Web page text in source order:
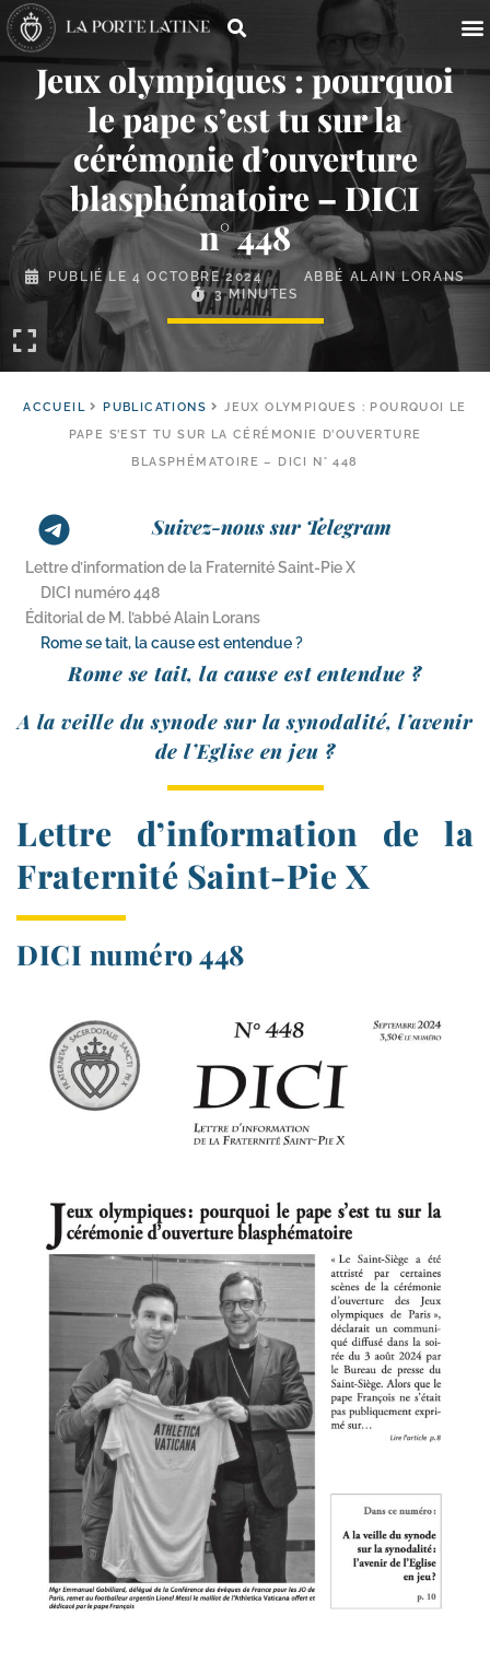
Jeux olympiques : pourquoi
le pape s’est tu sur la
cérémonie d’ouverture
blasphématoire – DICI
n° 448
PUBLIÉ LE4 OCTOBRE 2024
ABBÉ ALAIN LORANS
3 MINUTES
ACCUEIL PUBLICATIONS
JEUX OLYMPIQUES : POURQUOI LE
PAPE S’EST TU SUR LA CÉRÉMONIE D’OUVERTURE
BLASPHÉMATOIRE – DICI N° 448
Suivez-nous sur Telegram
Lettre d’information de la Fraternité Saint-​Pie X
DICI numéro 448
Éditorial de M. l’abbé Alain Lorans
Rome se tait, la cause est entendue ?
Rome se tait, la cause est entendue ?
A la veille du synode sur la syno­da­li­té, l’a­ve­nir
de l’Eglise en jeu ?
Lettre d’information de la
Fraternité Saint-​Pie X
DICI numéro 448